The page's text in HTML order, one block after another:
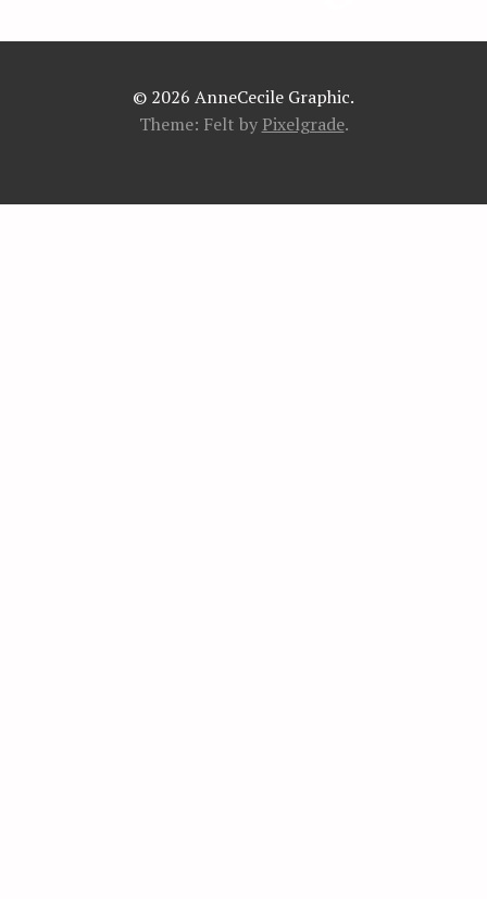
© 2026 AnneCecile Graphic.
Theme: Felt by Pixelgrade.